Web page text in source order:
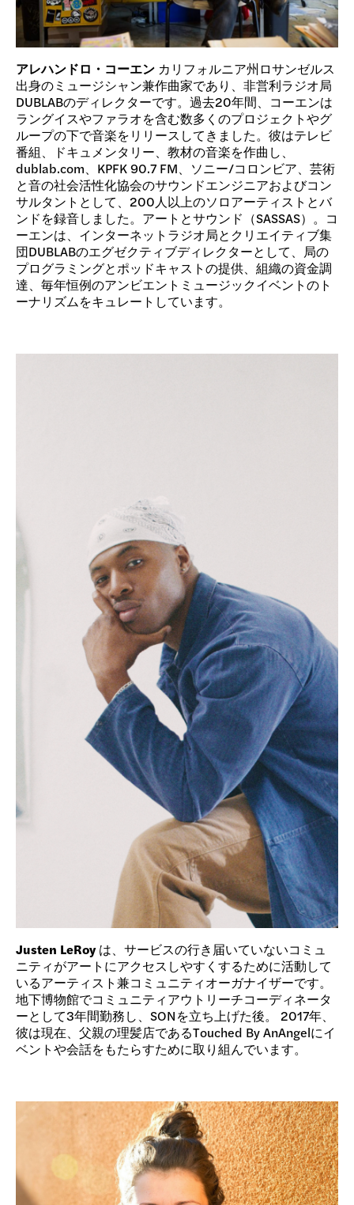
アレハンドロ・コーエン カリフォルニア州ロサンゼルス
出身のミュージシャン兼作曲家であり、非営利ラジオ局
DUBLABのディレクターです。過去20年間、コーエンは
ラングイスやファラオを含む数多くのプロジェクトやグ
ループの下で音楽をリリースしてきました。彼はテレビ
番組、ドキュメンタリー、教材の音楽を作曲し、
dublab.com、KPFK 90.7 FM、ソニー/コロンビア、芸術
と音の社会活性化協会のサウンドエンジニアおよびコン
サルタントとして、200人以上のソロアーティストとバ
ンドを録音しました。アートとサウンド（SASSAS）。コ
ーエンは、インターネットラジオ局とクリエイティブ集
団DUBLABのエグゼクティブディレクターとして、局の
プログラミングとポッドキャストの提供、組織の資金調
達、毎年恒例のアンビエントミュージックイベントのト
ーナリズムをキュレートしています。
Justen LeRoyは、サービスの行き届いていないコミュ
ニティがアートにアクセスしやすくするために活動して
いるアーティスト兼コミュニティオーガナイザーです。
地下博物館でコミュニティアウトリーチコーディネータ
ーとして3年間勤務し、SONを立ち上げた後。 2017年、
彼は現在、父親の理髪店であるTouched By AnAngelにイ
ベントや会話をもたらすために取り組んでいます。